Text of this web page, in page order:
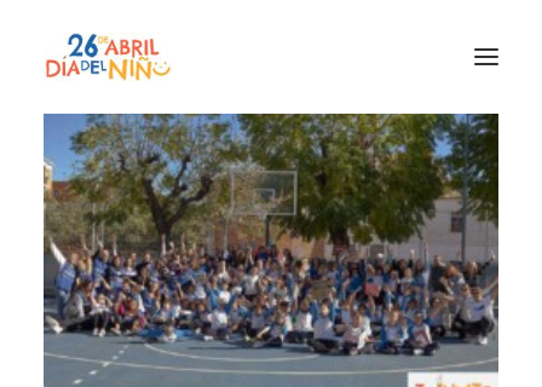
¿Qué es el Día del Niño?
¿Cómo lo vamos a celebrar?
¡Únete!
Participa con tu cole
Materiales
Gracias a